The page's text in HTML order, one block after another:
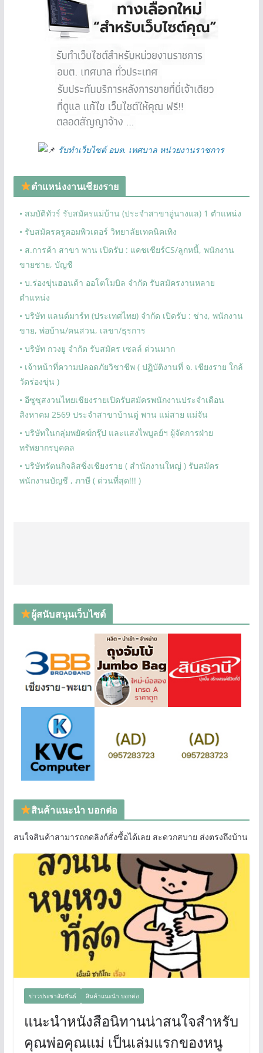
รับทำเว็บไซต์ อบต. เทศบาล หน่วยงานราชการ
ตำแหน่งงานเชียงราย
• สมบัติทัวร์ รับสมัครแม่บ้าน (ประจำสาขาอู่นางแล) 1 ตำแหน่ง
• รับสมัครครูคอมพิวเตอร์ วิทยาลัยเทคนิคเทิง
• ส.การค้า สาขา พาน เปิดรับ : แคชเชียร์CS/ลูกหนี้, พนักงาน
ขายชาย, บัญชี
• บ.ร่องขุ่นฮอนด้า ออโตโมบิล จำกัด รับสมัครงานหลาย
ตำแหน่ง
• บริษัท แลนด์มาร์ท (ประเทศไทย) จำกัด เปิดรับ : ช่าง, พนักงาน
ขาย, พ่อบ้าน/คนสวน, เลขา/ธุรการ
• บริษัท กวงยู จำกัด รับสมัคร เซลล์ ด่วนมาก
• เจ้าหน้าที่ความปลอดภัยวิชาชีพ ( ปฏิบัติงานที่ จ. เชียงราย ใกล้
วัดร่องขุ่น )
• อีซูซุสงวนไทยเชียงรายเปิดรับสมัครพนักงานประจำเดือน
สิงหาคม 2569 ประจำสาขาบ้านดู่ พาน แม่สาย แม่จัน
• บริษัทในกลุ่มพยัคฆ์กรุ๊ป และแสงไพบูลย์ฯ ผู้จัดการฝ่าย
ทรัพยากรบุคคล
• บริษัทรัตนกิจลิสซิ่งเชียงราย ( สำนักงานใหญ่ ) รับสมัคร
พนักงานบัญชี , ภาษี ( ด่วนที่สุด!!! )
ผู้สนับสนุนเว็บไซต์
สินค้าแนะนำ บอกต่อ
สนใจสินค้าสามารถกดลิงก์สั่งซื้อได้เลย สะดวกสบาย ส่งตรงถึงบ้าน
ข่าวประชาสัมพันธ์ สินค้าแนะนำ บอกต่อ
แนะนำหนังสือนิทานน่าสนใจสำหรับ
คุณพ่อคุณแม่ เป็นเล่มแรกของหนู